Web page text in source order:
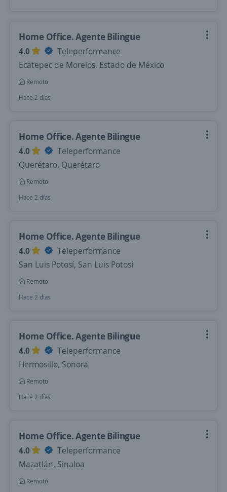
Home Office. Agente Bilingue
4.0
Teleperformance
Ecatepec de Morelos, Estado de México
Remoto
Hace 2 días
Home Office. Agente Bilingue
4.0
Teleperformance
Querétaro, Querétaro
Remoto
Hace 2 días
Home Office. Agente Bilingue
4.0
Teleperformance
San Luis Potosí, San Luis Potosí
Remoto
Hace 2 días
Home Office. Agente Bilingue
4.0
Teleperformance
Hermosillo, Sonora
Remoto
Hace 2 días
Home Office. Agente Bilingue
4.0
Teleperformance
Mazatlán, Sinaloa
Remoto